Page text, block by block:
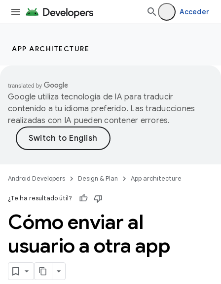
Acceder
APP ARCHITECTURE
Google utiliza tecnología de IA para traducir
contenido a tu idioma preferido. Las traducciones
realizadas con IA pueden contener errores.
Android Developers Design & Plan App architecture
¿Te ha resultado útil?
Cómo enviar al
usuario a otra app